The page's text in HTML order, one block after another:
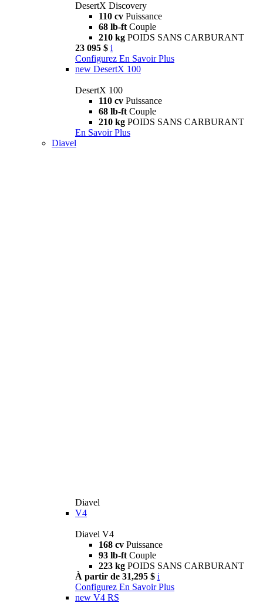
DesertX Discovery
110 cv Puissance
68 lb-ft Couple
210 kg POIDS SANS CARBURANT
23 095 $ i
Configurez En Savoir Plus
new DesertX 100
DesertX 100
110 cv Puissance
68 lb-ft Couple
210 kg POIDS SANS CARBURANT
En Savoir Plus
Diavel
Diavel
V4
Diavel V4
168 cv Puissance
93 lb-ft Couple
223 kg POIDS SANS CARBURANT
À partir de 31,295 $ i
Configurez En Savoir Plus
new V4 RS